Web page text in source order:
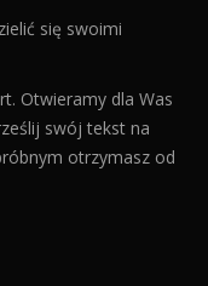
się swoimi
Otwieramy dla Was
swój tekst na
otrzymasz od